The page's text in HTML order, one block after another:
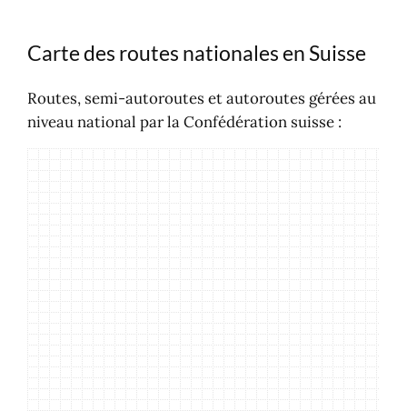
Carte des routes nationales en Suisse
Routes, semi-autoroutes et autoroutes gérées au
niveau national par la Confédération suisse :